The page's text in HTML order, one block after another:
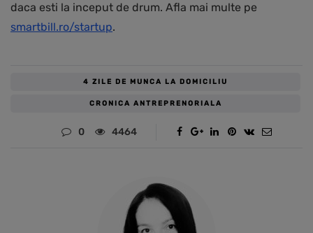
daca esti la inceput de drum. Afla mai multe pe
smartbill.ro/startup.
4 ZILE DE MUNCA LA DOMICILIU
CRONICA ANTREPRENORIALA
0 4464